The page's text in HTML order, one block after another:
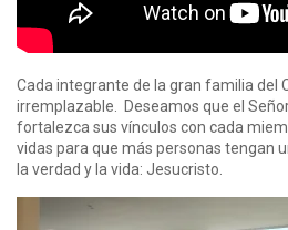
Cada integrante de la gran familia del
irremplazable. Deseamos que el
fortalezca sus vínculos con cada
vidas para que más personas tengan
la verdad y la vida: Jesucristo.